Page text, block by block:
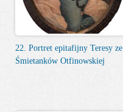
22. Portret epitafijny Teresy ze
Śmietanków Otfinowskiej